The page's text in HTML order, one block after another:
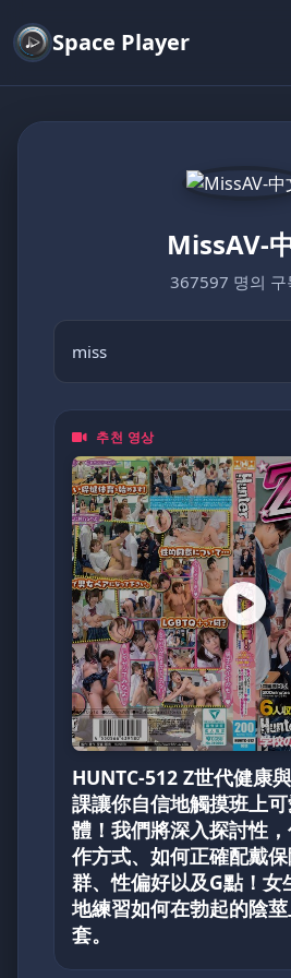
Space Player
MissAV-
367597 명의 구
miss
추천 영상
HUNTC-512 Z世代健康
課讓你自信地觸摸班上
體！我們將深入探討性
作方式、如何正確配戴
群、性偏好以及G點！女
地練習如何在勃起的陰
套。